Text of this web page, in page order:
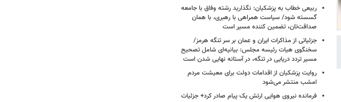
ربیعی خطاب به پزشکیان: نگذارید رشته وفاق با جامعه
گسسته شود/ سیاست همراهی با رهبری، با همان
صداقت‌تان، تضمین کننده مسیر است
جزئیاتی از مذاکرات ایران و عمان بر سر تنگه هرمز/
سخنگوی هیات رئیسه مجلس: بیانیه‌ای شامل تصحیح
مسیر تردد دریایی در تنگه، در آستانه نهایی شدن است
روایت پزشکیان از اقدامات دولت برای معیشت مردم
امشب منتشر می‌شود
فرمانده نیروی هوایی ارتش یک پیام صادر کرد+ جزئیات